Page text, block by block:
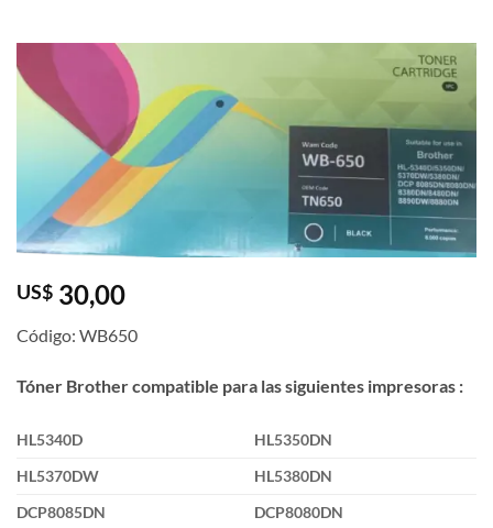
US$ 30,00
Código: WB650
Tóner Brother compatible para las siguientes impresoras :
HL5340D
HL5350DN
HL5370DW
HL5380DN
DCP8085DN
DCP8080DN